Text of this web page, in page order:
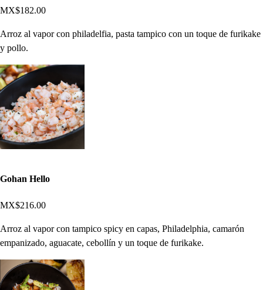
MX$182.00
Arroz al vapor con philadelfia, pasta tampico con un toque de furikake
y pollo.
Gohan Hello
MX$216.00
Arroz al vapor con tampico spicy en capas, Philadelphia, camarón
empanizado, aguacate, cebollín y un toque de furikake.